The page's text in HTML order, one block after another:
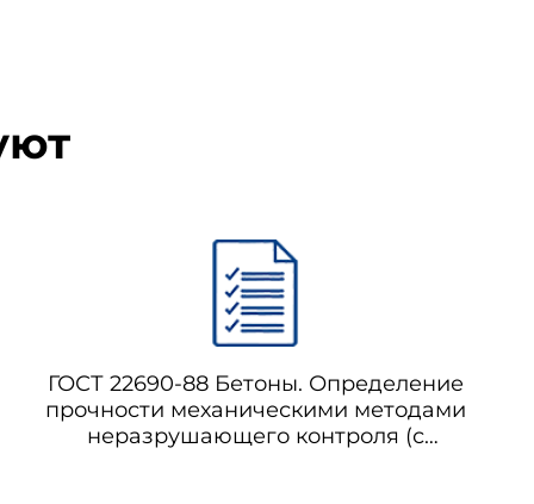
требованиям действующих
панелей в высушенном до
должны соответствовать
ГОСТ 22690-88 Бетоны. Определение
прочности механическими методами
неразрушающего контроля (с